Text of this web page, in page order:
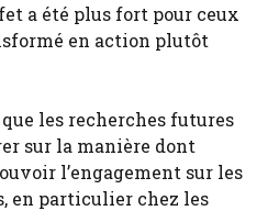
a été plus fort pour ceux
en action plutôt
les recherches futures
sur la manière dont
l’engagement sur les
en particulier chez les